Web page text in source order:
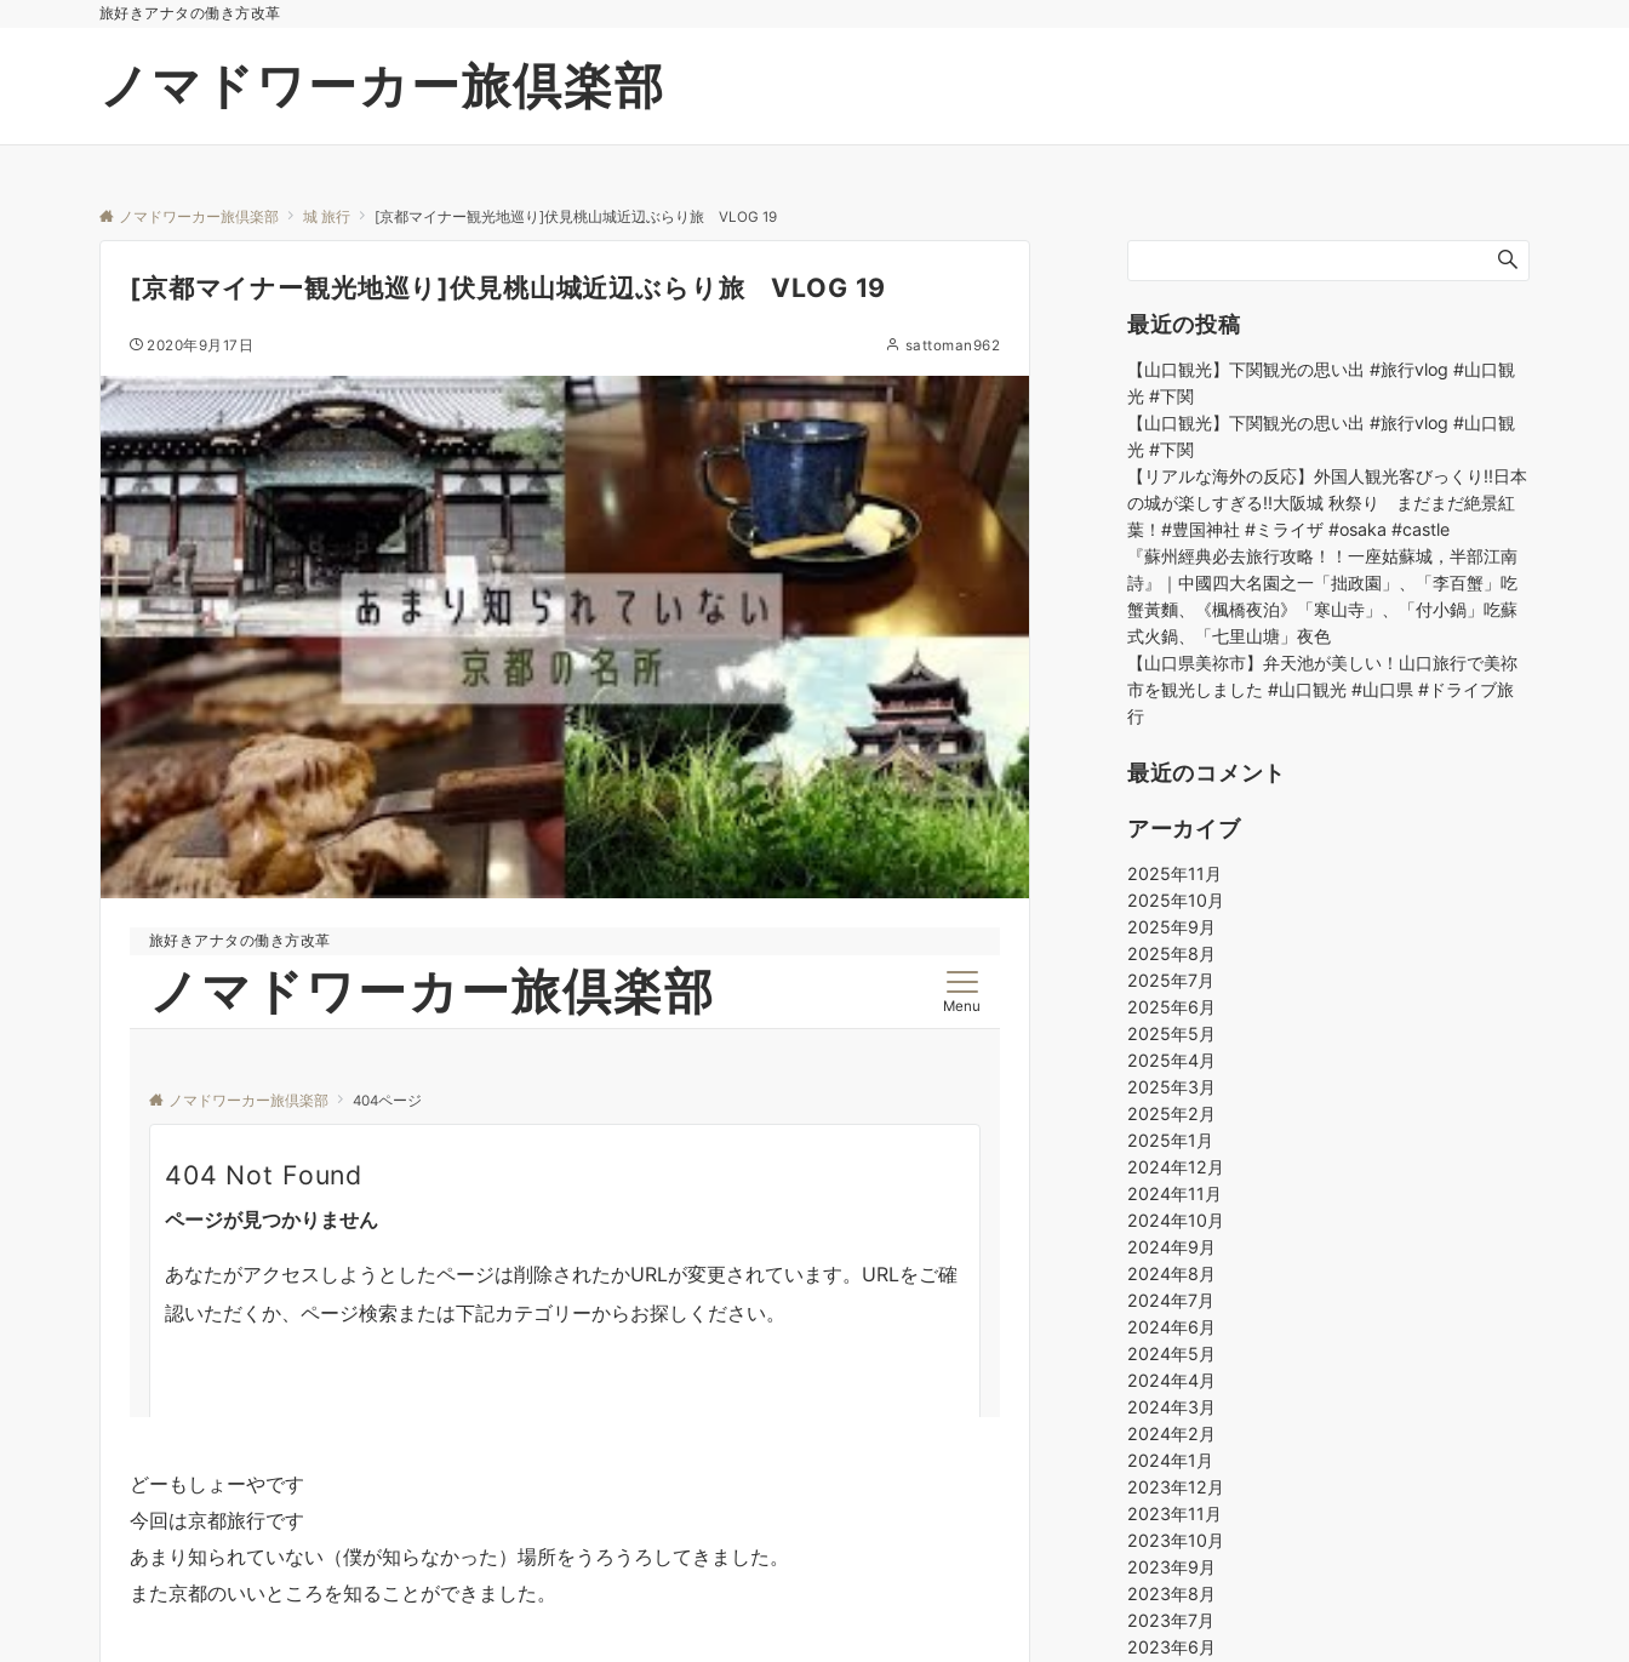
旅好きアナタの働き方改革
ノマドワーカー旅倶楽部
ノマドワーカー旅倶楽部 城 旅行 [京都マイナー観光地巡り]伏見桃山城近辺ぶらり旅 VLOG 19
[京都マイナー観光地巡り]伏見桃山城近辺ぶらり旅 VLOG 19
2020年9月17日 sattoman962
どーもしょーやです
今回は京都旅行です
あまり知られていない（僕が知らなかった）場所をうろうろしてきました。
また京都のいいところを知ることができました。
最近の投稿
【山口観光】下関観光の思い出 #旅行vlog #山口観
光 #下関
【山口観光】下関観光の思い出 #旅行vlog #山口観
光 #下関
【リアルな海外の反応】外国人観光客びっくり!!日本
の城が楽しすぎる!!大阪城 秋祭り まだまだ絶景紅
葉！#豊国神社 #ミライザ #osaka #castle
『蘇州經典必去旅行攻略！！一座姑蘇城，半部江南
詩』｜中國四大名園之一「拙政園」、「李百蟹」吃
蟹黃麵、《楓橋夜泊》「寒山寺」、「付小鍋」吃蘇
式火鍋、「七里山塘」夜色
【山口県美祢市】弁天池が美しい！山口旅行で美祢
市を観光しました #山口観光 #山口県 #ドライブ旅
行
最近のコメント
アーカイブ
2025年11月
2025年10月
2025年9月
2025年8月
2025年7月
2025年6月
2025年5月
2025年4月
2025年3月
2025年2月
2025年1月
2024年12月
2024年11月
2024年10月
2024年9月
2024年8月
2024年7月
2024年6月
2024年5月
2024年4月
2024年3月
2024年2月
2024年1月
2023年12月
2023年11月
2023年10月
2023年9月
2023年8月
2023年7月
2023年6月